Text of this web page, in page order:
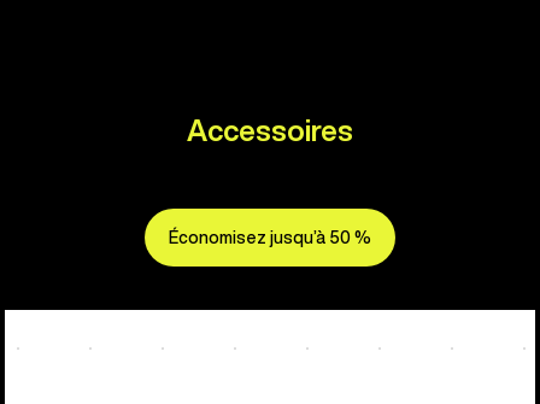
Accessoires
Économisez jusqu’à 50 %